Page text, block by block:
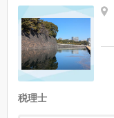
税理士